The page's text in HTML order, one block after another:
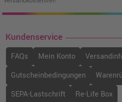
Kundenservice
FAQs Mein Konto
Gutscheinbedingungen
SEPA-Lastschrift
Re-Life Box